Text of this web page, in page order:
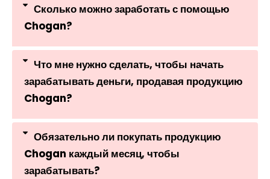
Сколько можно заработать с помощью
Chogan?
Что мне нужно сделать, чтобы начать
зарабатывать деньги, продавая продукцию
Chogan?
Обязательно ли покупать продукцию
Chogan каждый месяц, чтобы
зарабатывать?